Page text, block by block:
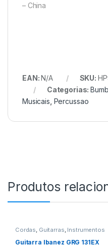
– China
EAN:N/A SKU:
Categorias:
Musicais Percussao
Produtos
Cordas Guitarras Instrumentos
Musicais
Guitarra Ibanez GRG 131EX